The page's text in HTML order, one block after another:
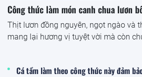
Công thức làm món canh chua lươn
Thịt lươn đồng nguyên, ngọt ngào và
mang lại hương vị tuyệt vời mà còn
Cá tầm làm theo công thức này đảm